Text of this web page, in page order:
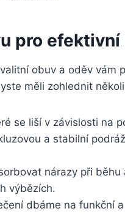
pro
obuv a oděv
měli zohlednit
se liší v závislosti na
a stabilní
nárazy při
výbězích.
dbáme na